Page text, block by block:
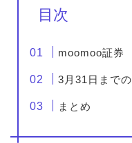
目次
moomoo証券
3月31日まで
まとめ